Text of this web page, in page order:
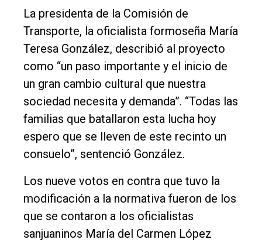
La presidenta de la Comisión de
Transporte, la oficialista formoseña María
Teresa González, describió al proyecto
como “un paso importante y el inicio de
un gran cambio cultural que nuestra
sociedad necesita y demanda”. “Todas las
familias que batallaron esta lucha hoy
espero que se lleven de este recinto un
consuelo”, sentenció González.
Los nueve votos en contra que tuvo la
modificación a la normativa fueron de los
que se contaron a los oficialistas
sanjuaninos María del Carmen López